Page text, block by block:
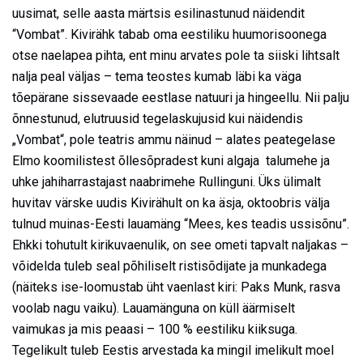
uusimat, selle aasta märtsis esilinastunud näidendit
“Vombat”. Kivirähk tabab oma eestiliku huumorisoonega
otse naelapea pihta, ent minu arvates pole ta siiski lihtsalt
nalja peal väljas – tema teostes kumab läbi ka väga
tõepärane sissevaade eestlase natuuri ja hingeellu. Nii palju
õnnestunud, elutruusid tegelaskujusid kui näidendis
„Vombat“, pole teatris ammu näinud – alates peategelase
Elmo koomilistest õllesõpradest kuni algaja talumehe ja
uhke jahiharrastajast naabrimehe Rullinguni. Üks ülimalt
huvitav värske uudis Kivirähult on ka äsja, oktoobris välja
tulnud muinas-Eesti lauamäng “Mees, kes teadis ussisõnu”.
Ehkki tohutult kirikuvaenulik, on see ometi tapvalt naljakas –
võidelda tuleb seal põhiliselt ristisõdijate ja munkadega
(näiteks ise-loomustab üht vaenlast kiri: Paks Munk, rasva
voolab nagu vaiku). Lauamänguna on küll äärmiselt
vaimukas ja mis peaasi – 100 % eestiliku kiiksuga.
Tegelikult tuleb Eestis arvestada ka mingil imelikult moel